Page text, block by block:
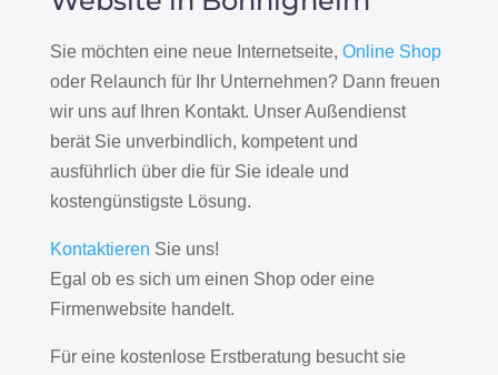
Sie möchten eine neue Internetseite, Online Shop
oder Relaunch für Ihr Unternehmen? Dann freuen
wir uns auf Ihren Kontakt. Unser Außendienst
berät Sie unverbindlich, kompetent und
ausführlich über die für Sie ideale und
kostengünstigste Lösung.
Kontaktieren Sie uns!
Egal ob es sich um einen Shop oder eine
Firmenwebsite handelt.
Für eine kostenlose Erstberatung besucht sie